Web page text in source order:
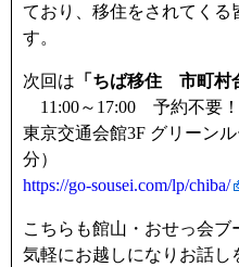
ており、移住をされてくる
す。
次回は 「ちば移住 市町
11:00～17:00 予約不要！
東京交通会館3F グリーン
分）
https://go-sousei.com/lp/chiba/
こちらも館山・おせっ会
気軽にお越しになりお話し